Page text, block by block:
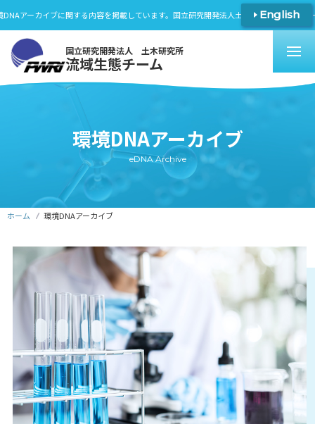
ーカイブに関する内容を掲載しています。国立研究開発法人土木研究所流域生態チー
国立研究開発法人 土木研究所
流域生態チーム
English
環境DNAアーカイブ
eDNA Archive
ホーム 環境DNAアーカイブ